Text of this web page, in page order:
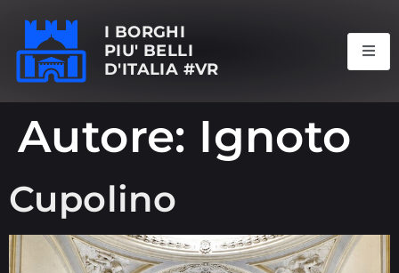
I BORGHI
PIU' BELLI
D'ITALIA #VR
Autore: Ignoto
Cupolino